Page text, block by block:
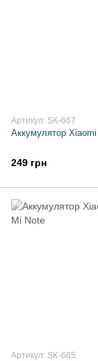
Артикул: SK-667
Аккумулятор
249 грн
Артикул: SK-665